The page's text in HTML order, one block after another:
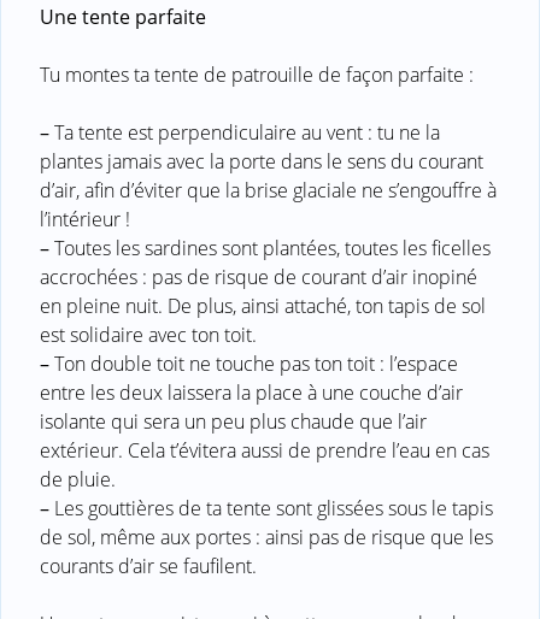
Une tente parfaite
Tu montes ta tente de patrouille de façon parfaite :
–Ta tente est perpendiculaire au vent : tu ne la
plantes jamais avec la porte dans le sens du courant
d’air, afin d’éviter que la brise glaciale ne s’engouffre à
l’intérieur !
–Toutes les sardines sont plantées, toutes les ficelles
accrochées : pas de risque de courant d’air inopiné
en pleine nuit. De plus, ainsi attaché, ton tapis de sol
est solidaire avec ton toit.
–Ton double toit ne touche pas ton toit : l’espace
entre les deux laissera la place à une couche d’air
isolante qui sera un peu plus chaude que l’air
extérieur. Cela t’évitera aussi de prendre l’eau en cas
de pluie.
– Les gouttières de ta tente sont glissées sous le tapis
de sol, même aux portes : ainsi pas de risque que les
courants d’air se faufilent.